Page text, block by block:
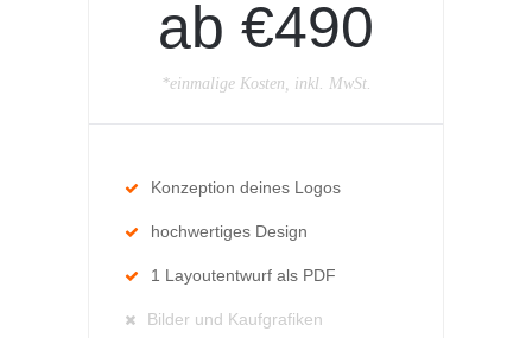
ab €490
*einmalige Kosten, inkl. MwSt.
Konzeption deines Logos
hochwertiges Design
1 Layoutentwurf als PDF
Bilder und Kaufgrafiken